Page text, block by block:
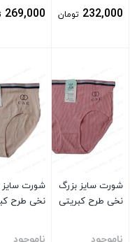
232,000 تومان
ماهیانه )
269,000
شورت سایز بزرگ
نخی طرح کبریتی
شورت سایز
نخی طرح